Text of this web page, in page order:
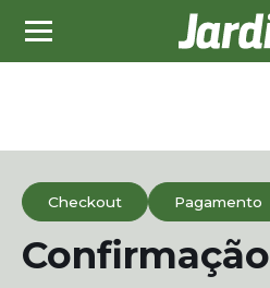
Checkout Pagamento
Confirmação